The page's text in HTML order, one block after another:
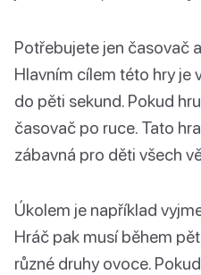
Potřebujete jen časovač
Hlavním cílem této hry je
do pěti sekund. Pokud
časovač po ruce. Tato
zábavná pro děti všech
Úkolem je například
Hráč pak musí během
různé druhy ovoce.